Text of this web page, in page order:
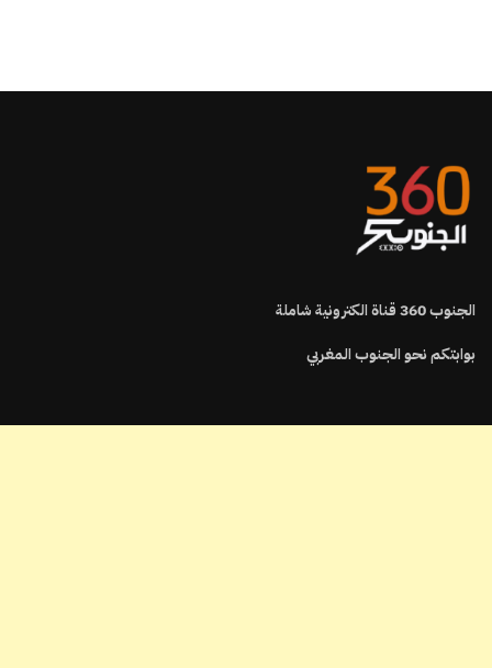
الجنوب360قناة الكترونية شاملة
بوابتكم نحو الجنوب المغربي